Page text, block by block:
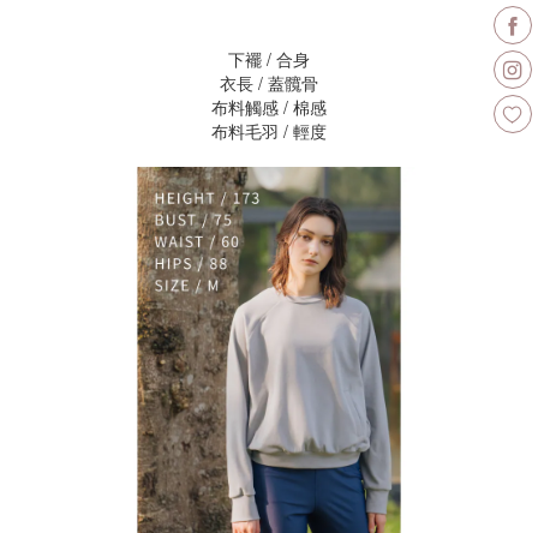
下襬 / 合身
衣長 / 蓋髖骨
布料觸感 / 棉感
布料毛羽 / 輕度